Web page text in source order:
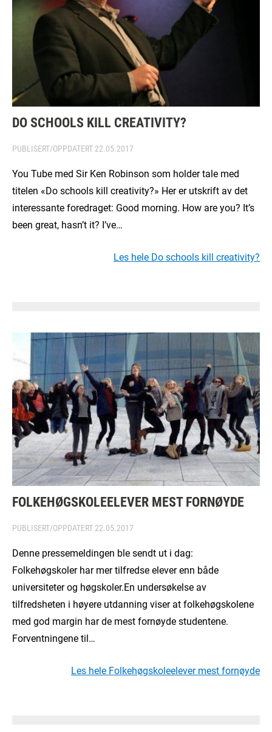
DO SCHOOLS KILL CREATIVITY?
PUBLISERT/OPPDATERT 22.05.2017
You Tube med Sir Ken Robinson som holder tale med
titelen «Do schools kill creativity?» Her er utskrift av det
interessante foredraget: Good morning. How are you? It’s
been great, hasn’t it? I’ve…
Les hele Do schools kill creativity?
FOLKEHØGSKOLEELEVER MEST FORNØYDE
PUBLISERT/OPPDATERT 22.05.2017
Denne pressemeldingen ble sendt ut i dag:
Folkehøgskoler har mer tilfredse elever enn både
universiteter og høgskoler.En undersøkelse av
tilfredsheten i høyere utdanning viser at folkehøgskolene
med god margin har de mest fornøyde studentene.
Forventningene til…
Les hele Folkehøgskoleelever mest fornøyde